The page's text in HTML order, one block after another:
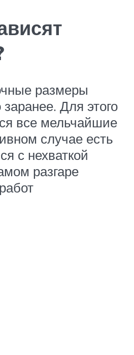
размеры
Для этого
все мельчайшие
случае есть
с нехваткой
разгаре